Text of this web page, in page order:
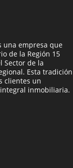
una empresa que
de la Región 15
Sector de la
Esta tradición
clientes un
inmobiliaria.